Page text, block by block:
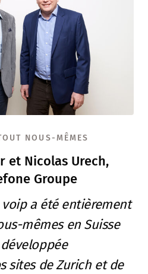
NOUS-MÊMES
et Nicolas Urech,
Groupe
a été entièrement
mêmes en Suisse
sites de Zurich et de